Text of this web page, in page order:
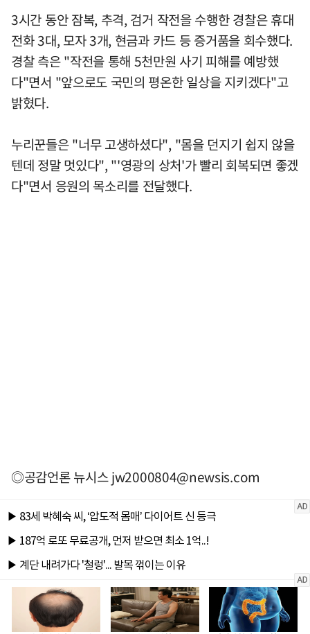
3시간 동안 잠복, 추격, 검거 작전을 수행한 경찰은 휴대
전화 3대, 모자 3개, 현금과 카드 등 증거품을 회수했다.
경찰 측은 "작전을 통해 5천만원 사기 피해를 예방했
다"면서 "앞으로도 국민의 평온한 일상을 지키겠다"고
밝혔다.
누리꾼들은 "너무 고생하셨다", "몸을 던지기 쉽지 않을
텐데 정말 멋있다", "'영광의 상처'가 빨리 회복되면 좋겠
다"면서 응원의 목소리를 전달했다.
◎공감언론 뉴시스jw2000804@newsis.com